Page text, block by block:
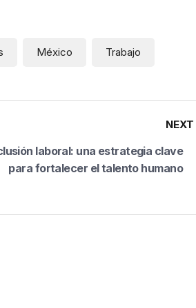
México Trabajo
laboral: una estrategia clave
para fortalecer el talento humano